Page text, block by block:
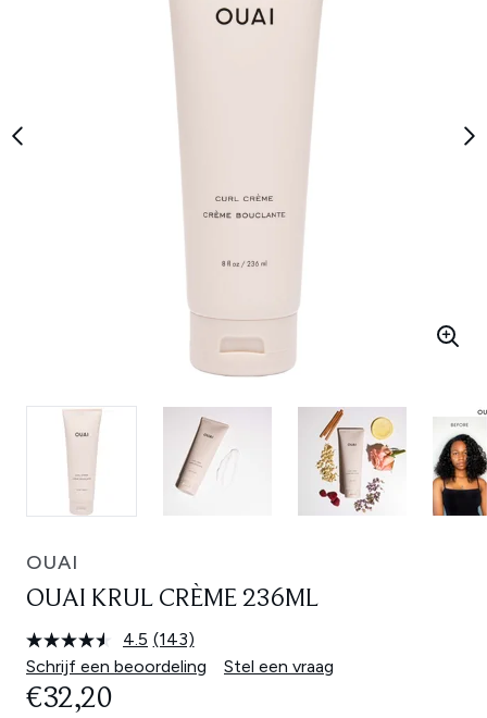
OUAI
OUAI KRUL CRÈME 236ML
4.5 Lees
143
beoordelingen.
(143)
Schrijf een beoordeling
Stel een vraag
€32,20